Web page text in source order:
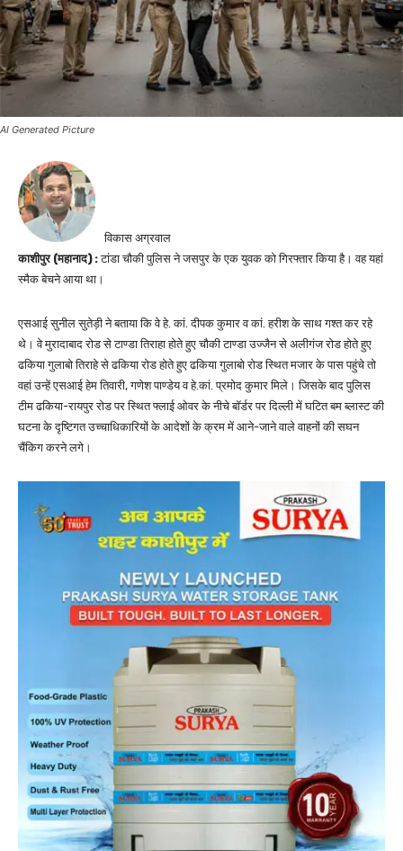
AI Generated Picture
विकास अग्रवाल
काशीपुर (महानाद) :टांडा चौकी पुलिस ने जसपुर के एक युवक को गिरफ्तार किया है। वह यहां
स्मैक बेचने आया था।
एसआई सुनील सुतेड़ी ने बताया कि वे हे. कां. दीपक कुमार व कां. हरीश के साथ गश्त कर रहे
थे। वे मुरादाबाद रोड से टाण्डा तिराहा होते हुए चौकी टाण्डा उज्जैन से अलीगंज रोड होते हुए
ढकिया गुलाबो तिराहे से ढकिया रोड होते हुए ढकिया गुलाबो रोड स्थित मजार के पास पहुंचे तो
वहां उन्हें एसआई हेम तिवारी, गणेश पाण्डेय व हे.कां. प्रमोद कुमार मिले। जिसके बाद पुलिस
टीम ढकिया-रायपुर रोड पर स्थित फ्लाई ओवर के नीचे बॉर्डर पर दिल्ली में घटित बम ब्लास्ट की
घटना के दृष्टिगत उच्चाधिकारियों के आदेशों के क्रम में आने-जाने वाले वाहनों की सघन
चैंकिग करने लगे।